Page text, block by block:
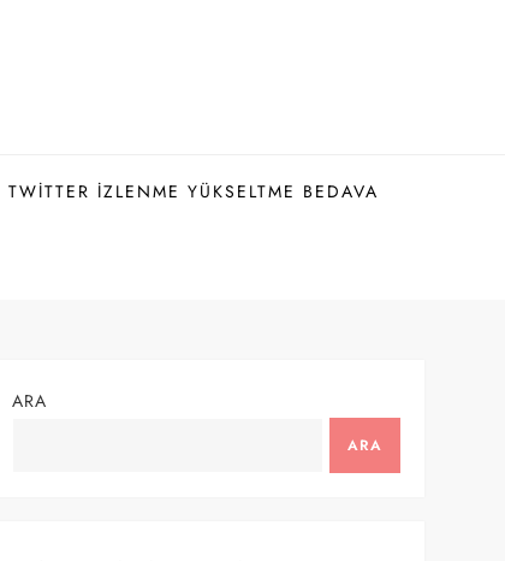
TWITTER İZLENME YÜKSELTME BEDAVA
ARA
ARA